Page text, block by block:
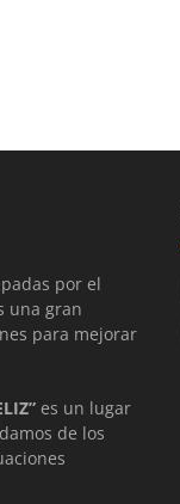
por el
una gran
para mejorar
es un lugar
de los